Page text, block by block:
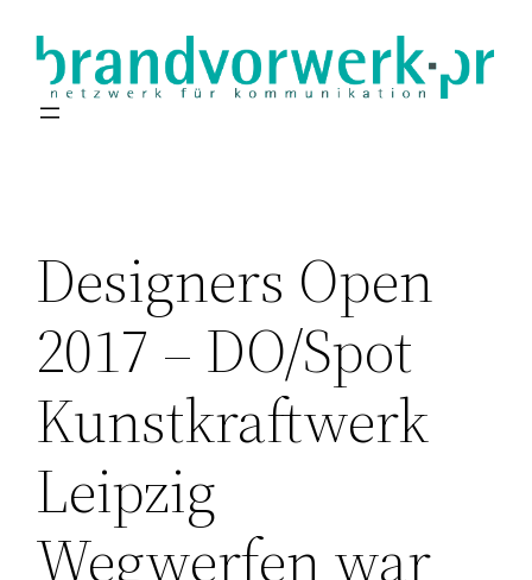
Inhalt
springen
Designers Open
2017 – DO/Spot
Kunstkraftwerk
Leipzig
Wegwerfen war